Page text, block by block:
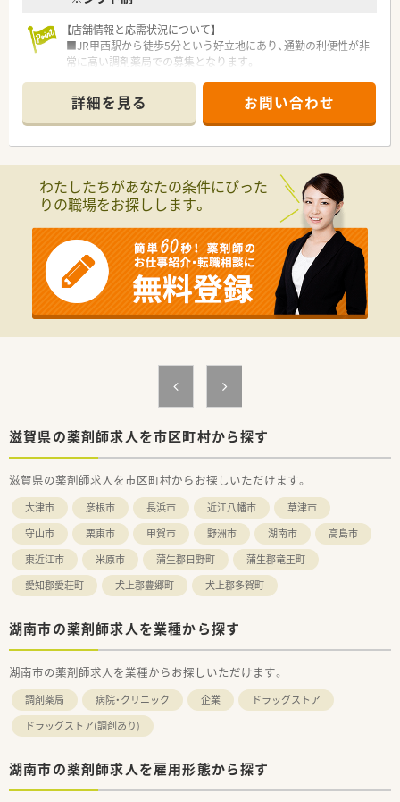
【店舗情報と応需状況について】
■JR甲西駅から徒歩5分という好立地にあり、通勤の利便性が非
常に高い調剤薬局での募集となります。
目を応需しており、幅広い経験を積めます。
■薬剤師2名と複数の事務スタッフが在籍しており、相互に協力
しながら日々の業務に取り組んでいます。
■欠員補充および体制強化のための急募案件であり、意欲を持っ
て業務に取り組める方を求めています。
■新卒や未経験の方はもちろん、ブランクがある方でも積極的に
■将来的に管理薬剤師や薬局長、本部スタッフなどへステップア
ップしたい上昇志向のある方に最適です。
【法人特徴について】
■設立から25年以上が経過し、全国に700店舗以上を展開してい
る業界屈指の大手薬局チェーンです。
■異業種とのコラボ店舗やBPO受託事業など、従来の枠にとら
■マンツーマン出店を基本戦略としており、処方元医師との密な
連携や深い信頼関係の構築を重視しています。
■想定年収は400万円から550万円の間で、これまでのご経験や
年齢などを総合的に考慮して決定されます。
職か地域限定職かを選択することも可能です。
■昇給は年1回、賞与は年2回支給されるほか、住宅手当や赴任手
当など各種手当も非常に充実しています。
詳細を見る お問い合わせ
わたしたちがあなたの条件にぴった
りの職場をお探しします。
滋賀県の薬剤師求人を市区町村から探す
滋賀県の薬剤師求人を市区町村からお探しいただけます。
大津市 彦根市 長浜市 近江八幡市
草津市
守山市
栗東市 甲賀市 野洲市 湖南市
高島市
東近江市
米原市 蒲生郡日野町
蒲生郡竜王町
愛知郡愛荘町
犬上郡豊郷町 犬上郡多賀町
湖南市の薬剤師求人を業種から探す
湖南市の薬剤師求人を業種からお探しいただけます。
調剤薬局 病院・クリニック 企業
ドラッグストア
ドラッグストア(調剤あり)
湖南市の薬剤師求人を雇用形態から探す